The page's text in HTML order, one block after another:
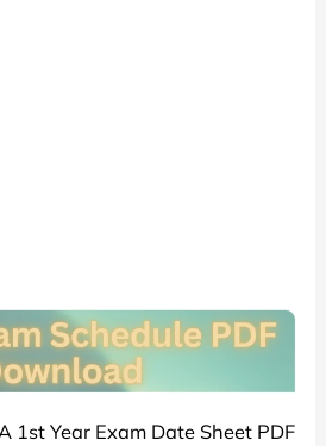
1st Year Exam Date Sheet PDF